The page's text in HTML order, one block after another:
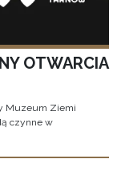
OTWARCIA
Muzeum Ziemi
czynne w